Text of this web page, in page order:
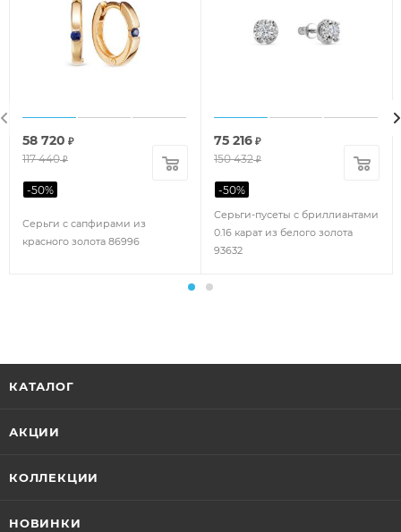
Серьги с сапфирами из
красного золота 86996
58 720 ₽
117 440₽
-50%
Серьги-пусеты с бриллиантами
0.16 карат из белого золота
93632
75 216 ₽
150 432₽
-50%
КАТАЛОГ
АКЦИИ
КОЛЛЕКЦИИ
НОВИНКИ